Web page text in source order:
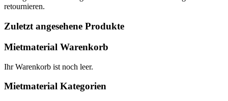
retournieren.
Zuletzt angesehene Produkte
Mietmaterial Warenkorb
Ihr Warenkorb ist noch leer.
Mietmaterial Kategorien